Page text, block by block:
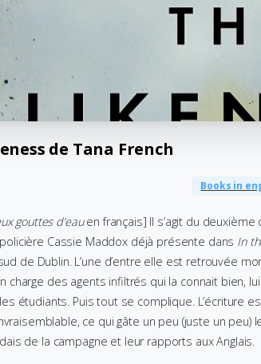
de Tana French
Books in
gouttes d’eauen français] Il s’agit du
Cassie Maddox déjà présente dans In
de Dublin. L’une d’entre elle est retrouvée
charge des agents infiltrés qui la connait bien,
étudiants. Puis tout se complique. L’écriture
ce qui gâte un peu (juste un peu)
de la campagne et leur rapports aux Anglais.